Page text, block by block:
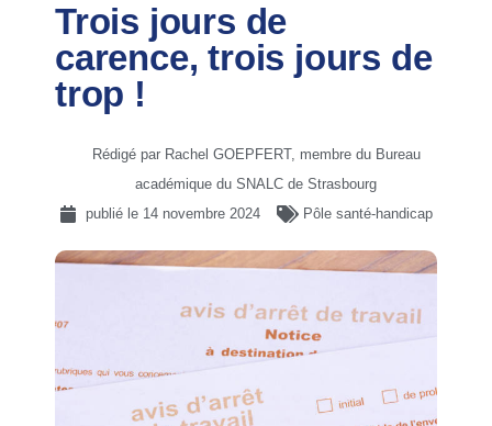
Trois jours de
carence, trois jours de
trop !
Rédigé par Rachel GOEPFERT, membre du Bureau
académique du SNALC de Strasbourg
publié le 14 novembre 2024 Pôle santé-handicap